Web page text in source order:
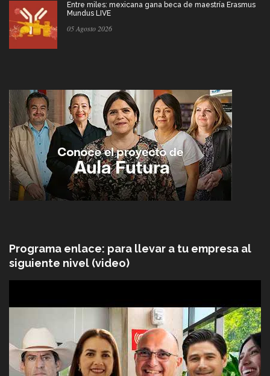
Entre miles: mexicana gana beca de maestría Erasmus
Mundus LIVE
05 Agosto 2026
Programa enlace: para llevar a tu empresa al
siguiente nivel (video)